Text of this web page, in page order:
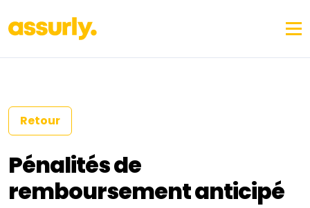
Retour
Pénalités de
remboursement anticipé